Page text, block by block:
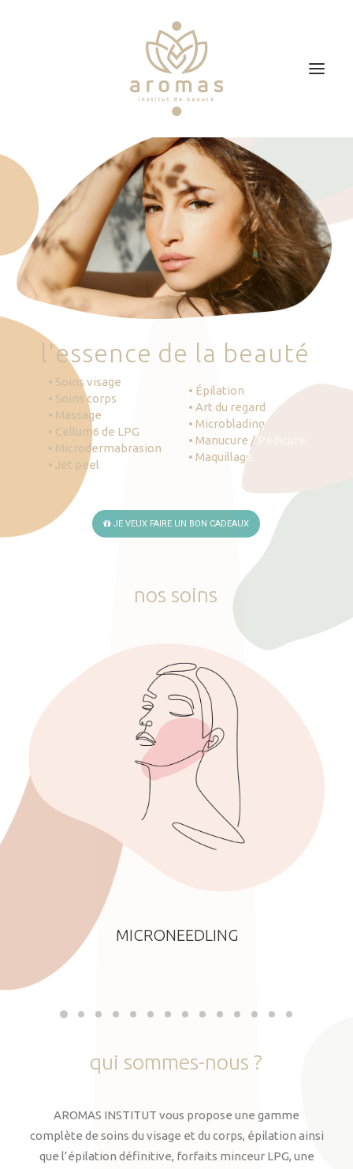
Soins
Je veux faire un bon cadeau
Plan d’accès
Prendre RDV
'essence de la beauté
• Soins visage
• Soins corps
• Massage
• Cellum6 de LPG
• Microdermabrasion
• Jet peel
• Épilation
• Art du regard
• Microblading
• Manucure / Pédicure
• Maquillage
JE VEUX FAIRE UN BON CADEAUX
nos soins
MICRONEEDLING
qui sommes-nous ?
AROMAS INSTITUT vous propose une gamme
complète de soins du visage et du corps, épilation ainsi
que l’épilation définitive, forfaits minceur LPG, une